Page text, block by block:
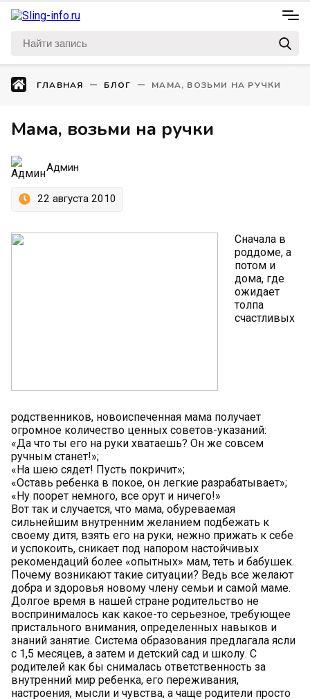
ГЛАВНАЯ БЛОГ МАМА, ВОЗЬМИ НА РУЧКИ
Мама, возьми на ручки
Админ
22 августа 2010
Сначала в
роддоме, а
потом и
дома, где
ожидает
толпа
счастливых
родственников, новоиспеченная мама получает
огромное количество ценных советов-указаний:
«Да что ты его на руки хватаешь? Он же совсем
ручным станет!»;
«На шею сядет! Пусть покричит»;
«Оставь ребенка в покое, он легкие разрабатывает»;
«Ну поорет немного, все орут и ничего!»
Вот так и случается, что мама, обуреваемая
сильнейшим внутренним желанием подбежать к
своему дитя, взять его на руки, нежно прижать к себе
и успокоить, сникает под напором настойчивых
рекомендаций более «опытных» мам, теть и бабушек.
Почему возникают такие ситуации? Ведь все желают
добра и здоровья новому члену семьи и самой маме.
Долгое время в нашей стране родительство не
воспринималось как какое-то серьезное, требующее
пристального внимания, определенных навыков и
знаний занятие. Система образования предлагала ясли
с 1,5 месяцев, а затем и детский сад и школу. С
родителей как бы снималась ответственность за
внутренний мир ребенка, его переживания,
настроения, мысли и чувства, а чаще родители просто